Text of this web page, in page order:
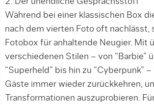
Während bei einer klassischen Box
nach dem vierten Foto oft nachlässt,
Fotobox für anhaltende Neugier. Mit
verschiedenen Stilen – von “Barbie”
“Superheld” bis hin zu “Cyberpunk”
Gäste immer wieder zurückkehren,
Transformationen auszuprobieren.